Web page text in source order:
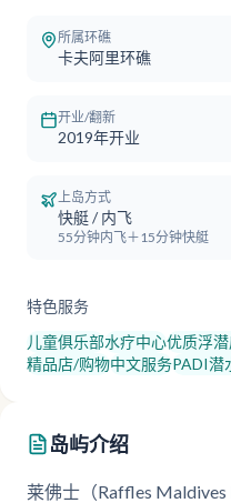
所属环礁
卡夫阿里环礁
开业/翻新
2019年开业
上岛方式
快艇 / 内飞
55分钟内飞＋15分钟快艇
特色服务
儿童俱乐部水疗中心优质浮
精品店/购物中文服务PADI潜
岛屿介绍
莱佛士（Raffles